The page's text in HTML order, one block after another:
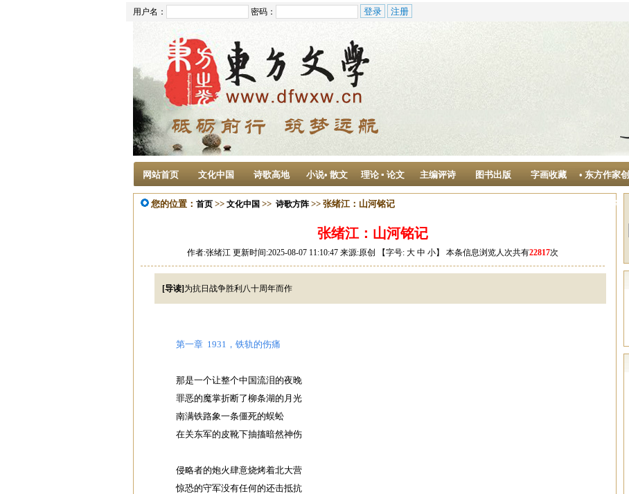
用户名： 密码：
网站首页 文化中国 诗歌高地 小说• 散文 理论 ▪ 论文 主编评诗 图书出版 字画收藏 • 东方作家创
作中心
您的位置： 首页 >> 文化中国 >> 诗歌方阵 >> 张绪江：山河铭记
张绪江：山河铭记
作者:张绪江 更新时间:2025-08-07 11:10:47 来源:原创 【字号: 大 中 小】 本条信息浏览人次共有22817次
[导读] 为抗日战争胜利八十周年而作
第一章 1931，铁轨的伤痛
那是一个让整个中国流泪的夜晚
罪恶的魔掌折断了柳条湖的月光
南满铁路象一条僵死的蜈蚣
在关东军的皮靴下抽搐暗然神伤
侵略者的炮火肆意烧烤着北大营
惊恐的守军没有任何的还击抵抗